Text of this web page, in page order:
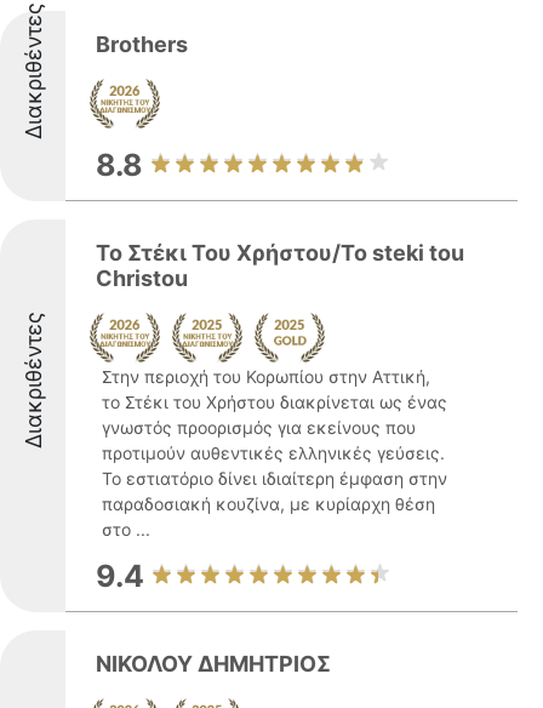
Διακριθέντες Brothers
8.8
Διακριθέντες
Το Στέκι Του Χρήστου/To steki tou
Christou
Στην περιοχή του Κορωπίου στην Αττική,
το Στέκι του Χρήστου διακρίνεται ως ένας
γνωστός προορισμός για εκείνους που
προτιμούν αυθεντικές ελληνικές γεύσεις.
Το εστιατόριο δίνει ιδιαίτερη έμφαση στην
παραδοσιακή κουζίνα, με κυρίαρχη θέση
στο ...
9.4
ΝΙΚΟΛΟΥ ΔΗΜΗΤΡΙΟΣ